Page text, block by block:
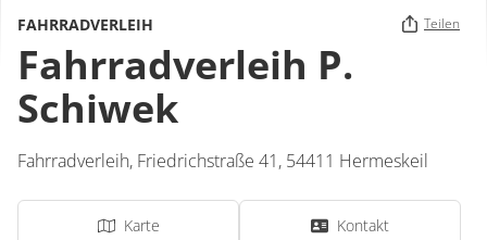
FAHRRADVERLEIH Teilen
Fahrradverleih P.
Schiwek
Fahrradverleih, Friedrichstraße 41, 54411 Hermeskeil
Karte Kontakt